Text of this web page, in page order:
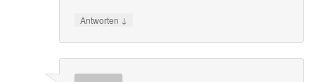
Antworten ↓